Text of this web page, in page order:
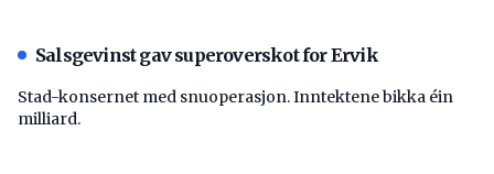
Salsgevinst gav superoverskot for Ervik
Stad-konsernet med snuoperasjon. Inntektene bikka éin
milliard.